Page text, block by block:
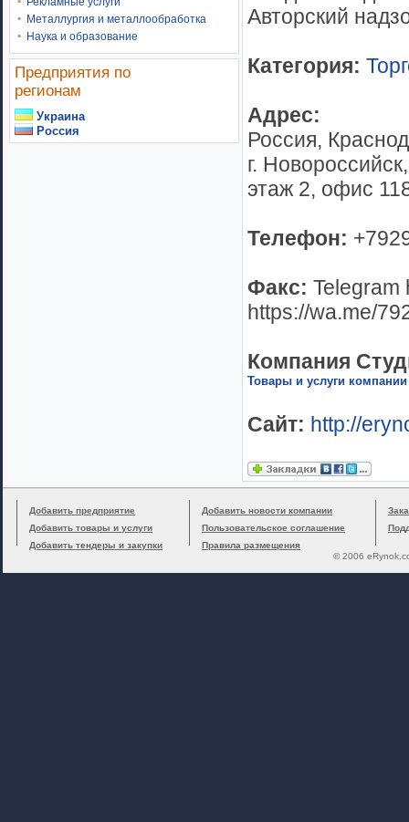
Металлургия и металлообработка
Наука и образование
Предприятия по
регионам
Украина
Россия
Авторский
Категория:
Адрес:
Россия,
г.
этаж 2, офис
Телефон:
Факс: Telegram
https://wa.me/
Компания
Товары и услуги компании
Сайт: http://
Добавить предприятие
Добавить товары и услуги
Добавить тендеры и закупки
Добавить новости компании
Пользовательское соглашение
Правила размещения
© 2006